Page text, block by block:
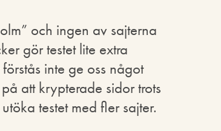
och ingen av sajterna
gör testet lite extra
inte ge oss något
att krypterade sidor trots
testet med fler sajter.